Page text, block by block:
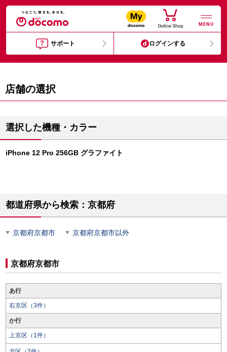
MENU
サポート ログインする
店舗の選択
選択した機種・カラー
iPhone 12 Pro 256GB グラファイト
都道府県から検索：京都府
京都府京都市 京都府京都市以外
京都府京都市
あ行
右京区（3件）
か行
上京区（1件）